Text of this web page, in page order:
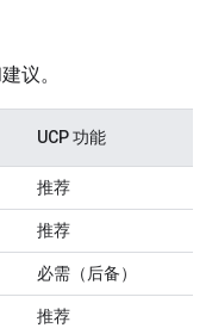
议。
UCP 功能
推荐
推荐
必需（后备）
推荐